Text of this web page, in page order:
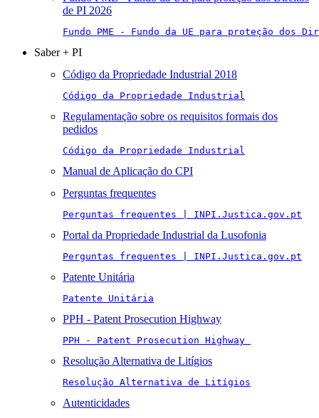
de PI 2026
Fundo PME - Fundo da UE para proteção
Saber + PI
Código da Propriedade Industrial 2018
Código da Propriedade Industrial
Regulamentação sobre os requisitos formais dos
pedidos
Código da Propriedade Industrial
Manual de Aplicação do CPI
Perguntas frequentes
Perguntas frequentes | INPI.Justica.gov.pt
Portal da Propriedade Industrial da Lusofonia
Perguntas frequentes | INPI.Justica.gov.pt
Patente Unitária
Patente Unitária
PPH - Patent Prosecution Highway
PPH - Patent Prosecution Highway
Resolução Alternativa de Litígios
Resolução Alternativa de Litígios
Autenticidades